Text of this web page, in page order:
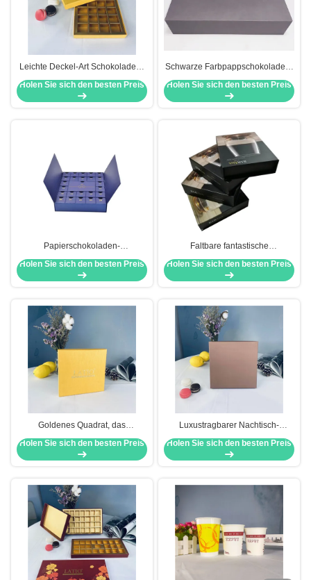
Leichte Deckel-Art Schokoladen-
Verpackenkasten für
Feriengeschenk
Holen Sie sich den besten Preis
Schwarze Farbpappschokoladen-
Verpackenkasten-Geschenk-
Papierkasten Eco freundlich
Holen Sie sich den besten Preis
Papierschokoladen-
Verpackenkasten-kleine Imbiss-
Einzelhandels-Schokoladen-
Darstellungs-Kästen
Holen Sie sich den besten Preis
Faltbare fantastische
Schokoladen-Verpackenkasten-
Schokoladen-Geschenk-Satz mit
Fenster
Holen Sie sich den besten Preis
Goldenes Quadrat, das
Prozessschokoladen-
Verpackungs-Kästen bronziert
Holen Sie sich den besten Preis
Luxustragbarer Nachtisch-
Verpackenkästen quadrat-Browns
Holen Sie sich den besten Preis